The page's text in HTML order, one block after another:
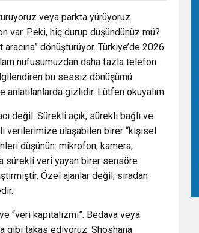
veya parkta yürüyoruz.
var. Peki, hiç durup düşündünüz mü?
dönüştürüyor. Türkiye’de 2026
nüfusumuzdan daha fazla telefon
bu sessiz dönüşümü
anlatılanlarda gizlidir. Lütfen okuyalım.
değil. Sürekli açık, sürekli bağlı ve
verilerimize ulaşabilen birer “kişisel
düşünün: mikrofon, kamera,
sürekli veri yayan birer sensöre
Özel ajanlar değil; sıradan
“veri kapitalizmi”. Bedava veya
gibi takas ediyoruz. Shoshana